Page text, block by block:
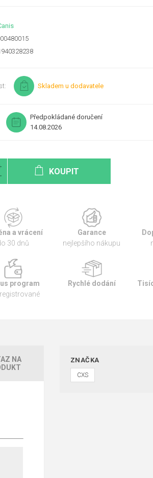
Skladem u dodavatele
Předpokládané doručení
14.08.2026
KOUPIT
a vrácení
30 dnů
Garance
nejlepšího nákupu
program
Rychlé dodání
NA
ZNAČKA
CXS